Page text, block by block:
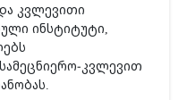
კვლევითი
ინსტიტუტი,
კვლევით